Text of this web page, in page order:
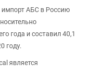
импорт АБС в Россию
года и составил 40,1
году.
является